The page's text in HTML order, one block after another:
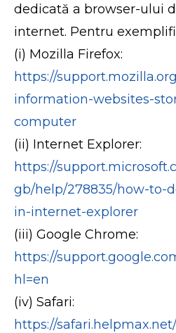
dedicată a browser-ului
internet. Pentru
(i) Mozilla Firefox:
https://
information-websites-
computer
(ii) Internet Explorer:
https://
gb/help/278835/how-to-
in-internet-explorer
(iii) Google Chrome:
https://
hl=en
(iv) Safari:
https://